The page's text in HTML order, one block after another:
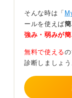
そこから逆算
なたは幸せな
その答えに合
人が出世しよ
の幸せな人生
いいし、必要
そんな時は「
ールを使えば
強み・弱みが簡
無料で使える
診断しましょう